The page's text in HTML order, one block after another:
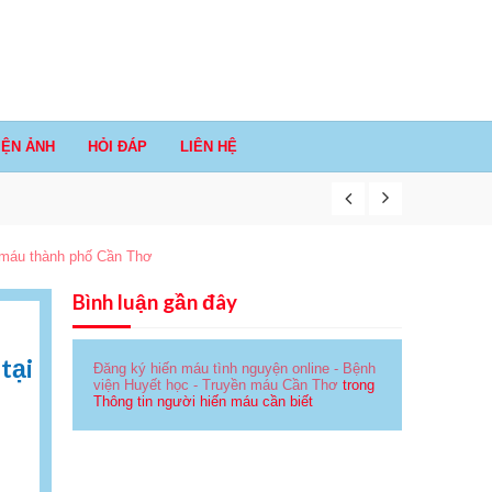
ẢNH HỎI ĐÁP LIÊN HỆ
thành phố Cần Thơ
tại
Bình luận gần đây
Đăng ký hiến máu tình nguyện online - Bệnh
viện Huyết học - Truyền máu Cần Thơ trong
Thông tin người hiến máu cần biết